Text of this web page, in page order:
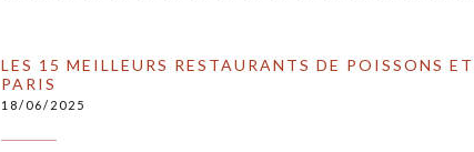
LES 15 MEILLEURS RESTAURANTS DE POISSONS
PARIS
18/06/2025